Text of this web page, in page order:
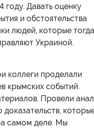
году. Давать оценку
и обстоятельства
людей, которые тогда
Украиной.
коллеги проделали
крымских событий.
Провели
самом деле. Мы